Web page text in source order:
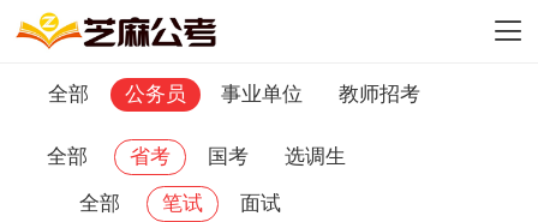
全部 公务员 事业单位 教师招考
全部 省考 国考 选调生
全部 笔试 面试